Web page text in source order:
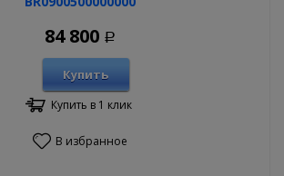
84 800 Р
Купить
Купить в 1 клик
В избранное